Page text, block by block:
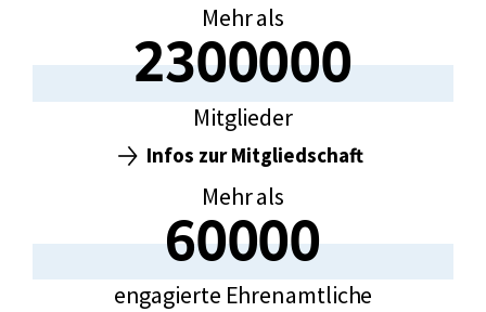
Mehr als
2300000
2300000
Mitglieder
Infos zur Mitgliedschaft
Mehr als
60000
60000
engagierte Ehrenamtliche